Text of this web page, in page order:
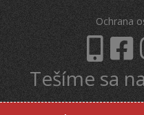
Ochrana
Tešíme sa
eBook